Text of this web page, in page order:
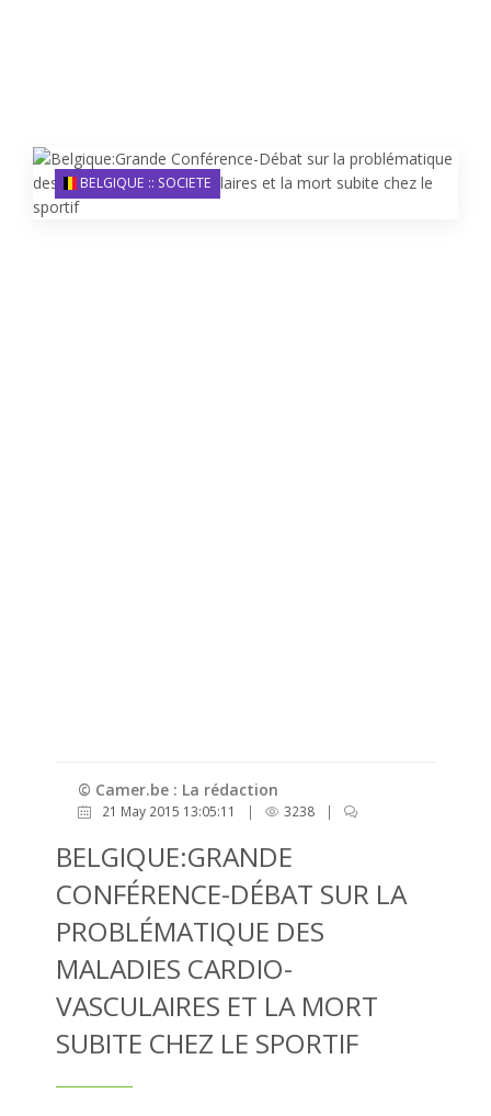
BELGIQUE :: SOCIETE
© Camer.be : La rédaction
21 May 2015 13:05:11 | 3238 |
BELGIQUE:GRANDE
CONFÉRENCE-DÉBAT SUR LA
PROBLÉMATIQUE DES
MALADIES CARDIO-
VASCULAIRES ET LA MORT
SUBITE CHEZ LE SPORTIF